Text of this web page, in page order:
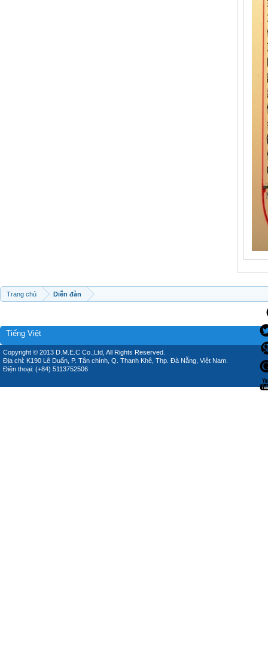
Trang chủ Diễn đàn
Tiếng Việt
Copyright © 2013 D.M.E.C Co.,Ltd, All Rights Reserved.
Địa chỉ: K190 Lê Duẩn, P. Tân chính, Q. Thanh Khê, Thp. Đà Nẵng, Việt Nam.
Điện thoại: (+84) 5113752506